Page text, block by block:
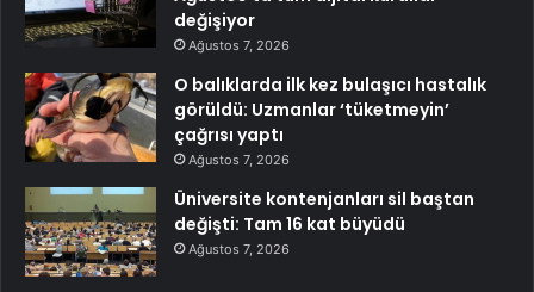
değişiyor
Ağustos 7, 2026
O balıklarda ilk kez bulaşıcı hastalık
görüldü: Uzmanlar ‘tüketmeyin’
çağrısı yaptı
Ağustos 7, 2026
Üniversite kontenjanları sil baştan
değişti: Tam 16 kat büyüdü
Ağustos 7, 2026